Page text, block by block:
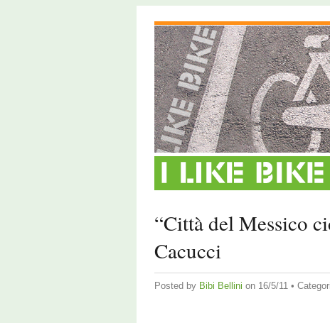
“Città del Messico
Cacucci
Posted by Bibi Bellini on 16/5/11 •